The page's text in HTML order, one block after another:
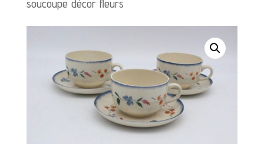
soucoupe décor fleurs